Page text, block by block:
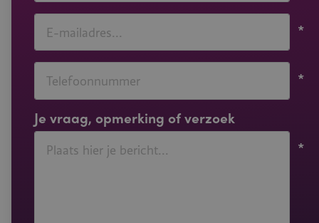
E-mailadres
Je vraag, opmerking of verzoek
Bericht